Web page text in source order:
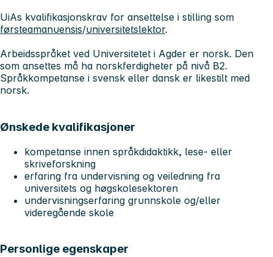
UiAs kvalifikasjonskrav for ansettelse i stilling som
førsteamanuensis/universitetslektor.
Arbeidsspråket ved Universitetet i Agder er norsk. Den
som ansettes må ha norskferdigheter på nivå B2.
Språkkompetanse i svensk eller dansk er likestilt med
norsk.
Ønskede kvalifikasjoner
kompetanse innen språkdidaktikk, lese- eller
skriveforskning
erfaring fra undervisning og veiledning fra
universitets og høgskolesektoren
undervisningserfaring grunnskole og/eller
videregående skole
Personlige egenskaper